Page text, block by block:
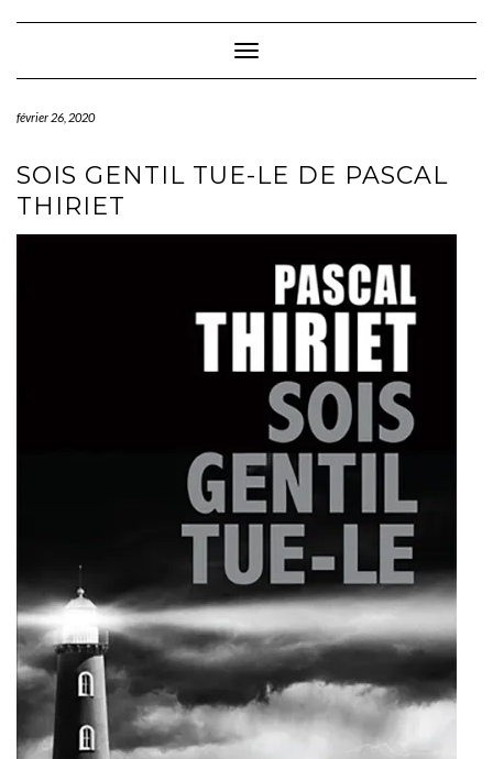
Toggle Navigation
février 26, 2020
SOIS GENTIL TUE-LE DE PASCAL
THIRIET